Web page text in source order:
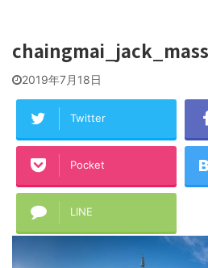
2019年7月18日
Twitter
Pocket
LINE